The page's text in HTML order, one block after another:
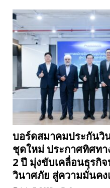
บอร์ดสมาคมประกันวิ
ชุดใหม่ ประกาศทิศท
2 ปี มุ่งขับเคลื่อนธุรกิ
วินาศภัย สู่ความมั่นค